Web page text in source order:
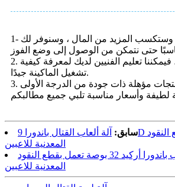
1- ستدفع مبلغًا أقل وستكسب المزيد من المال ، وسنوفر لك
2. إذا كنت بحاجة ، فيمكننا تعليم الفنيين لديك لمعرفة كيفية
تشغيل الماكينة جيدًا.
3. سوف تحصل على منتجات مؤهلة ذات جودة من الدرجة الأولى
سابق:
آلة ألعاب القتال باندورا 9D آركيد تعمل بقطع النقود
المعدنية للاعبين
آلة ألعاب باندورا أركيد 32 بوصة تعمل بقطع النقود
المعدنية للاعبين